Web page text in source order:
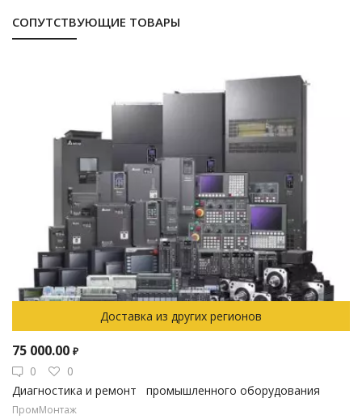
СОПУТСТВУЮЩИЕ ТОВАРЫ
Доставка из других регионов
75 000.00 ₽
0
0
Диагностика и ремонт промышленного оборудования
ПромМонтаж